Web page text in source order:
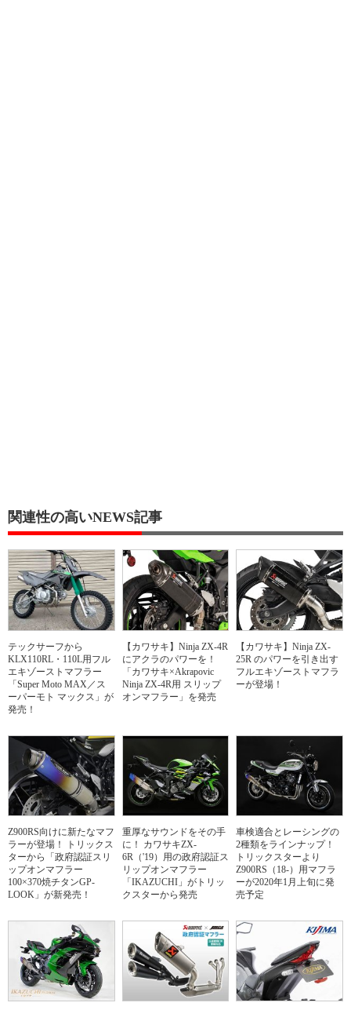
関連性の高いNEWS記事
テックサーフから
KLX110RL・110L用フル
エキゾーストマフラー
「Super Moto MAX／ス
ーパーモト マックス」が
発売！
【カワサキ】Ninja ZX-4R
にアクラのパワーを！
「カワサキ×Akrapovic
Ninja ZX-4R用 スリップ
オンマフラー」を発売
【カワサキ】Ninja ZX-
25R のパワーを引き出す
フルエキゾーストマフラ
ーが登場！
Z900RS向けに新たなマフ
ラーが登場！ トリックス
ターから「政府認証スリ
ップオンマフラー
100×370焼チタンGP-
LOOK」が新発売！
重厚なサウンドをその手
に！ カワサキZX-
6R（'19）用の政府認証ス
リップオンマフラー
「IKAZUCHI」がトリッ
クスターから発売
車検適合とレーシングの
2種類をラインナップ！
トリックスターより
Z900RS（18-）用マフラ
ーが2020年1月上旬に発
売予定